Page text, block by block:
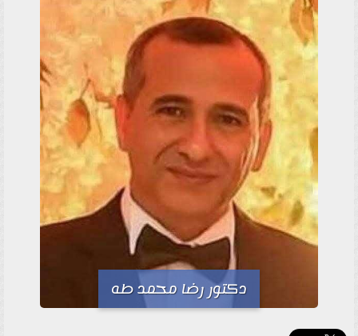
دكتور رضا محمد طه